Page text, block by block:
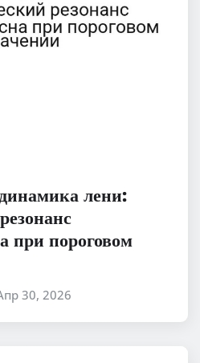
лени:
при пороговом
30, 2026